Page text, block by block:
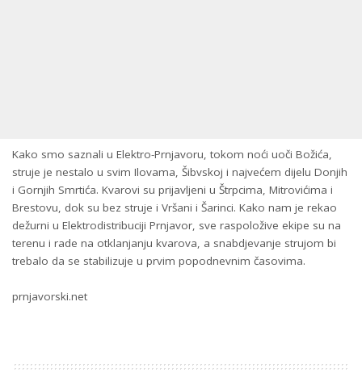
Kako smo saznali u Elektro-Prnjavoru, tokom noći uoči Božića,
struje je nestalo u svim Ilovama, Šibvskoj i najvećem dijelu Donjih
i Gornjih Smrtića. Kvarovi su prijavljeni u Štrpcima, Mitrovićima i
Brestovu, dok su bez struje i Vršani i Šarinci. Kako nam je rekao
dežurni u Elektrodistribuciji Prnjavor, sve raspoložive ekipe su na
terenu i rade na otklanjanju kvarova, a snabdjevanje strujom bi
trebalo da se stabilizuje u prvim popodnevnim časovima.
prnjavorski.net